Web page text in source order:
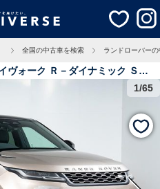
全国の中古車を検索 ランドローバー
ヴォーク Ｒ－ダイナミック Ｓ
ターシート コントラストルーフ
ター ２０インチＡＷ ＬＥＤヘッ
Km 愛知県
1/65